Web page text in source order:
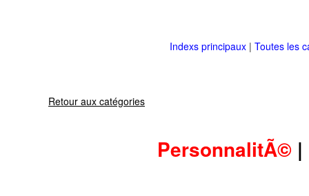
Indexs principaux | Toutes les
Retour aux catégories
PersonnalitÃ© |